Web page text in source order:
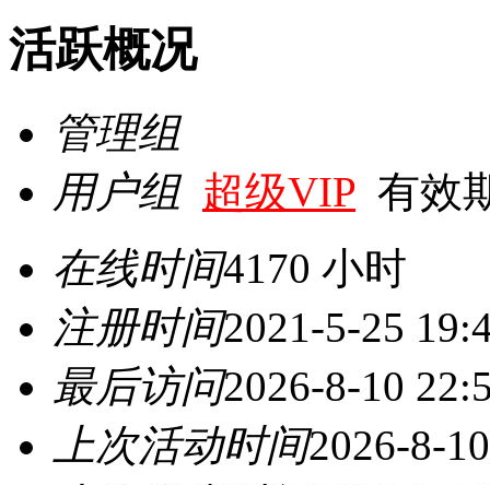
活跃概况
管理组
用户组 超级VIP 有效
在线时间4170 小时
注册时间2021-5-25
最后访问2026-8-10
上次活动时间2026-8-